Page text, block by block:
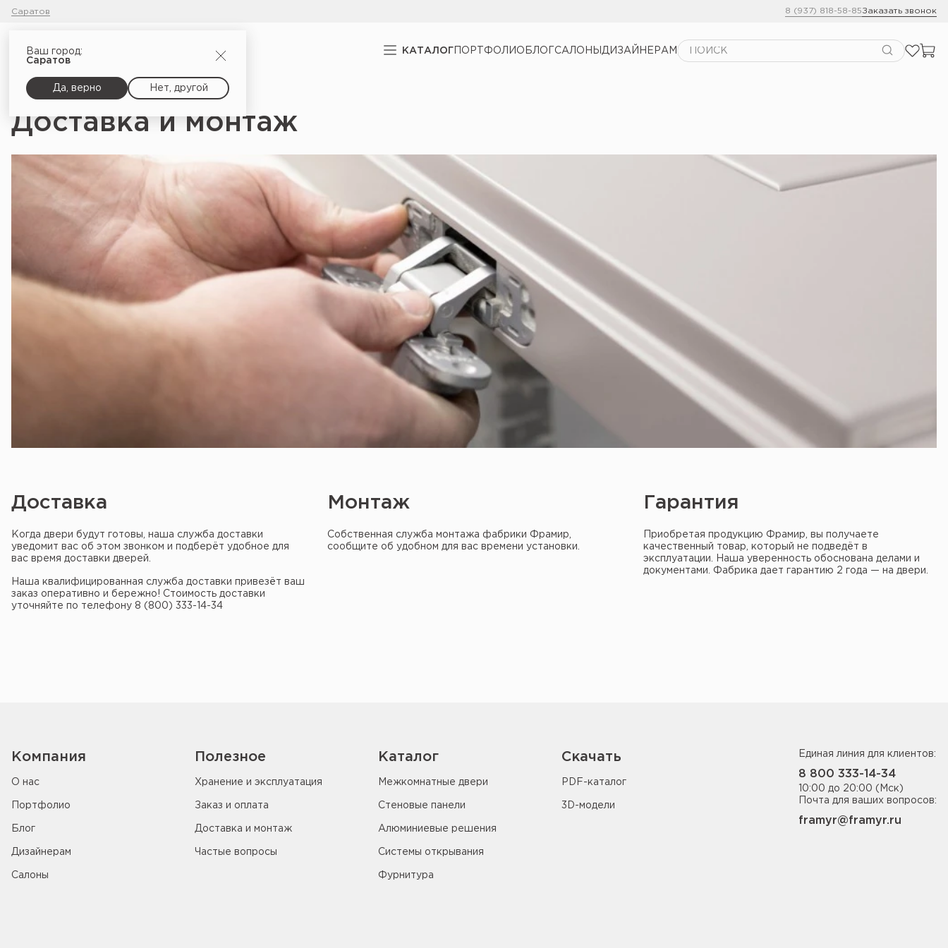
Саратов 8 (937) 818-58-85Заказать звонок
КАТАЛОГ ПОРТФОЛИО БЛОГСАЛОНЫ ДИЗАЙНЕРАМ
Ваш город:
Саратов
Да, верно Нет, другой
Доставка и монтаж
Доставка
Когда двери будут готовы, наша служба доставки
уведомит вас об этом звонком и подберёт удобное для
вас время доставки дверей.
Наша квалифицированная служба доставки привезёт ваш
заказ оперативно и бережно! Стоимость доставки
уточняйте по телефону 8 (800) 333-14-34
Монтаж
Собственная служба монтажа фабрики Фрамир,
сообщите об удобном для вас времени установки.
Гарантия
Приобретая продукцию Фрамир, вы получаете
качественный товар, который не подведёт в
эксплуатации. Наша уверенность обоснована делами и
документами. Фабрика дает гарантию 2 года — на двери.
Компания
О нас
Портфолио
Блог
Дизайнерам
Салоны
Полезное
Хранение и эксплуатация
Заказ и оплата
Доставка и монтаж
Частые вопросы
Каталог
Межкомнатные двери
Стеновые панели
Алюминиевые решения
Системы открывания
Фурнитура
Скачать
PDF-каталог
3D-модели
Единая линия для клиентов:
8 800 333-14-34
10:00 до 20:00 (Мск)
Почта для ваших вопросов:
framyr@framyr.ru